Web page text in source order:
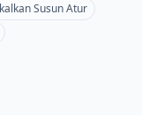
Susun Atur